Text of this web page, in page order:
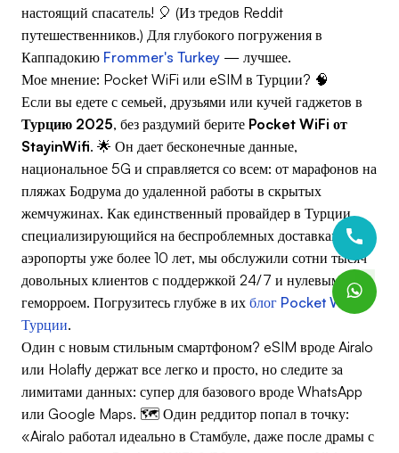
настоящий спасатель! 🎈 (Из тредов Reddit
путешественников.) Для глубокого погружения в
Каппадокию Frommer's Turkey — лучшее.
Мое мнение: Pocket WiFi или eSIM в Турции? 🧠
Если вы едете с семьей, друзьями или кучей гаджетов в
Турцию 2025, без раздумий берите Pocket WiFi от
StayinWifi. 🌟 Он дает бесконечные данные,
национальное 5G и справляется со всем: от марафонов на
пляжах Бодрума до удаленной работы в скрытых
жемчужинах. Как единственный провайдер в Турции,
специализирующийся на беспроблемных доставках в
аэропорты уже более 10 лет, мы обслужили сотни тысяч
довольных клиентов с поддержкой 24/7 и нулевым
геморроем. Погрузитесь глубже в их блог Pocket WiFi в
Турции.
Один с новым стильным смартфоном? eSIM вроде Airalo
или Holafly держат все легко и просто, но следите за
лимитами данных: супер для базового вроде WhatsApp
или Google Maps. 🗺️ Один реддитор попал в точку:
«Airalo работал идеально в Стамбуле, даже после драмы с